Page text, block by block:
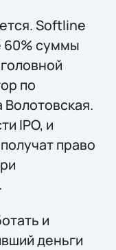
Softline
60% суммы
по
IPO, и
право
и
деньги